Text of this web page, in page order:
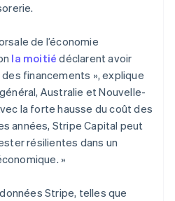
de l’économie
la moitié déclarent avoir
financements », explique
Australie et Nouvelle-
la forte hausse du coût des
années, Stripe Capital peut
résilientes dans un
»
Stripe, telles que